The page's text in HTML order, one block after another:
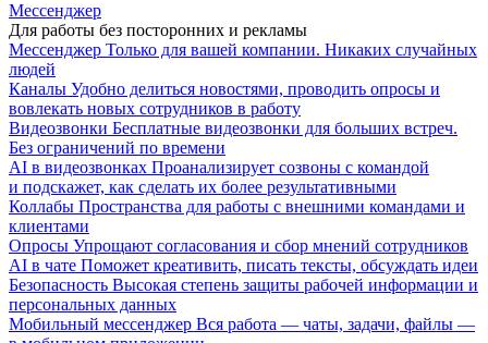
Мессенджер
Для работы без посторонних и рекламы
Мессенджер Только для вашей компании. Никаких случайных
людей
Каналы Удобно делиться новостями, проводить опросы и
вовлекать новых сотрудников в работу
Видеозвонки Бесплатные видеозвонки для больших встреч.
Без ограничений по времени
AI в видеозвонках Проанализирует созвоны с командой
и подскажет, как сделать их более результативными
Коллабы Пространства для работы с внешними командами и
клиентами
Опросы Упрощают согласования и сбор мнений сотрудников
AI в чате Поможет креативить, писать тексты, обсуждать идеи
Безопасность Высокая степень защиты рабочей информации и
персональных данных
Мобильный мессенджер Вся работа — чаты, задачи, файлы —